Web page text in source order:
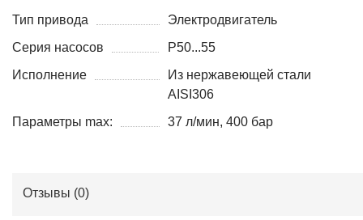
Тип привода
Электродвигатель
Серия насосов
P50...55
Исполнение
Из нержавеющей стали
AISI306
Параметры max:
37 л/мин, 400 бар
Отзывы (0)